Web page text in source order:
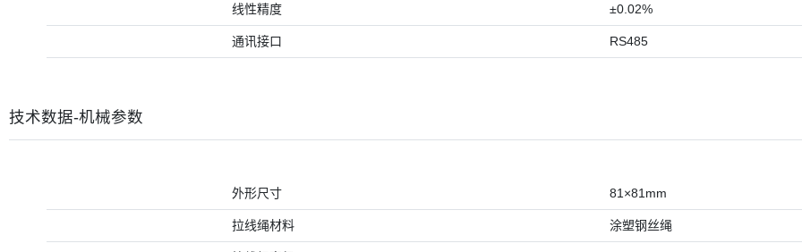
线性精度 ±0.02%
通讯接口 RS485
技术数据-机械参数
外形尺寸 81×81mm
拉线绳材料 涂塑钢丝绳